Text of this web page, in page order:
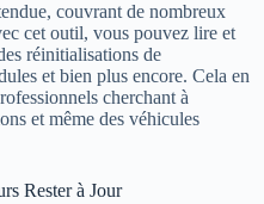
couvrant de nombreux
cet outil, vous pouvez lire et
réinitialisations de
et bien plus encore. Cela en
cherchant à
et même des véhicules
Rester à Jour